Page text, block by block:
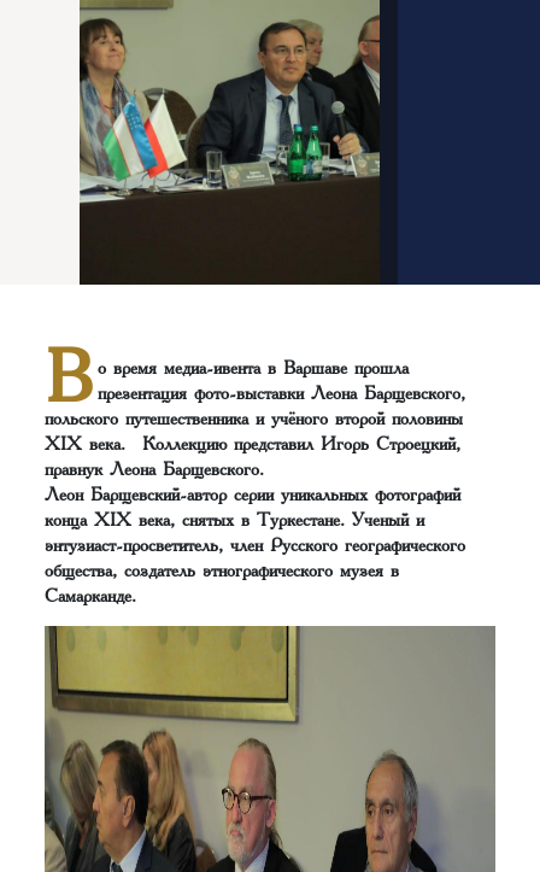
В о время медиа-ивента в Варшаве прошла
презентация фото-выставки Леона Барщевского,
польского путешественника и учёного второй половины
XIX века. Коллекцию представил Игорь Строецкий,
правнук Леона Барщевского.
Леон Барщевский-автор серии уникальных фотографий
конца XIX века, снятых в Туркестане. Ученый и
энтузиаст-просветитель, член Русского географического
общества, создатель этнографического музея в
Самарканде.